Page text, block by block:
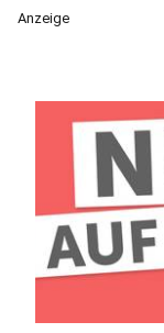
Anzeige